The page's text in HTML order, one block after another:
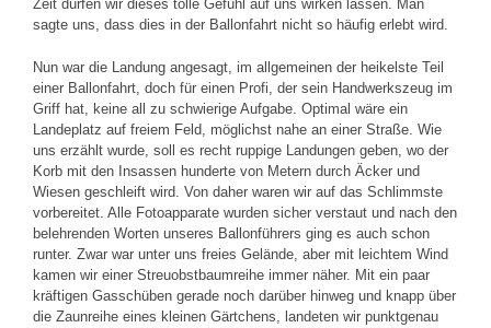
Zeit dürfen wir dieses tolle Gefühl auf uns wirken lassen. Man
sagte uns, dass dies in der Ballonfahrt nicht so häufig erlebt wird.
Nun war die Landung angesagt, im allgemeinen der heikelste Teil
einer Ballonfahrt, doch für einen Profi, der sein Handwerkszeug im
Griff hat, keine all zu schwierige Aufgabe. Optimal wäre ein
Landeplatz auf freiem Feld, möglichst nahe an einer Straße. Wie
uns erzählt wurde, soll es recht ruppige Landungen geben, wo der
Korb mit den Insassen hunderte von Metern durch Äcker und
Wiesen geschleift wird. Von daher waren wir auf das Schlimmste
vorbereitet. Alle Fotoapparate wurden sicher verstaut und nach den
belehrenden Worten unseres Ballonführers ging es auch schon
runter. Zwar war unter uns freies Gelände, aber mit leichtem Wind
kamen wir einer Streuobstbaumreihe immer näher. Mit ein paar
kräftigen Gasschüben gerade noch darüber hinweg und knapp über
die Zaunreihe eines kleinen Gärtchens, landeten wir punktgenau